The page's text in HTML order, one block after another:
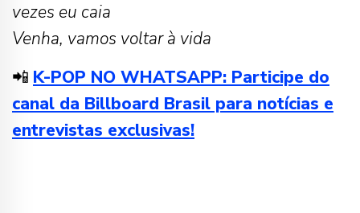
vezes eu caia
Venha, vamos voltar à vida
📲 K-POP NO WHATSAPP: Participe do
canal da Billboard Brasil para notícias e
entrevistas exclusivas!